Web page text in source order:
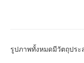
รูปภาพทั้งหมดมีวัตถุประ